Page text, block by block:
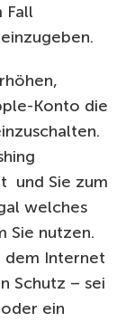
Fall
Konto die
und Sie zum
welches
Sie nutzen.
Internet
Schutz – sei
ein